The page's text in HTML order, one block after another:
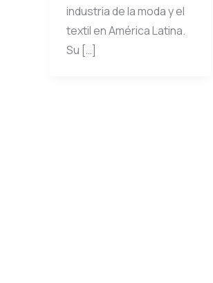
industria de la moda y el
textil en América Latina.
Su […]